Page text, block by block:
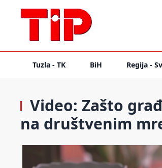
Tuzla - TK BiH Regija -
Video: Zašto
na društvenim